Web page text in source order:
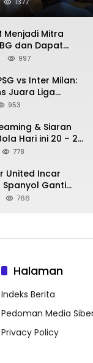
Menjadi Mitra
dan Dapat
Rp500 Juta
997
vs Inter Milan:
Juara Liga
usai Bantai il
953
& Siaran
Hari ini 20 – 21
City vs
778
United Incar
Spanyol Ganti
766
Halaman
Indeks Berita
Pedoman Media
Privacy Policy